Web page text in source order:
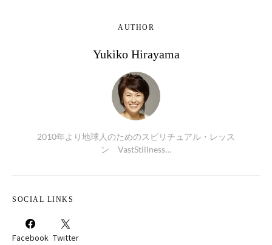
AUTHOR
Yukiko Hirayama
2010年より地球人のためのスピリチュアル・レッス
ン VastStillness…
SOCIAL LINKS
Facebook Twitter